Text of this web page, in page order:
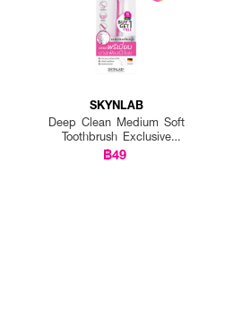
SKYNLAB
Deep Clean Medium Soft
Toothbrush Exclusive
EVEANDBOY
฿49